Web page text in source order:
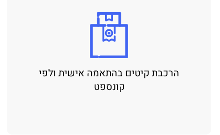
הרכבת קיטים בהתאמה אישית ולפי
קונספט